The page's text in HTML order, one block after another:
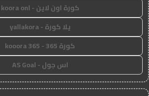
كورة اون لاين - koora onl
يلا كورة - yallakora
كورة 365 - kooora 365
اس جول - AS Goal